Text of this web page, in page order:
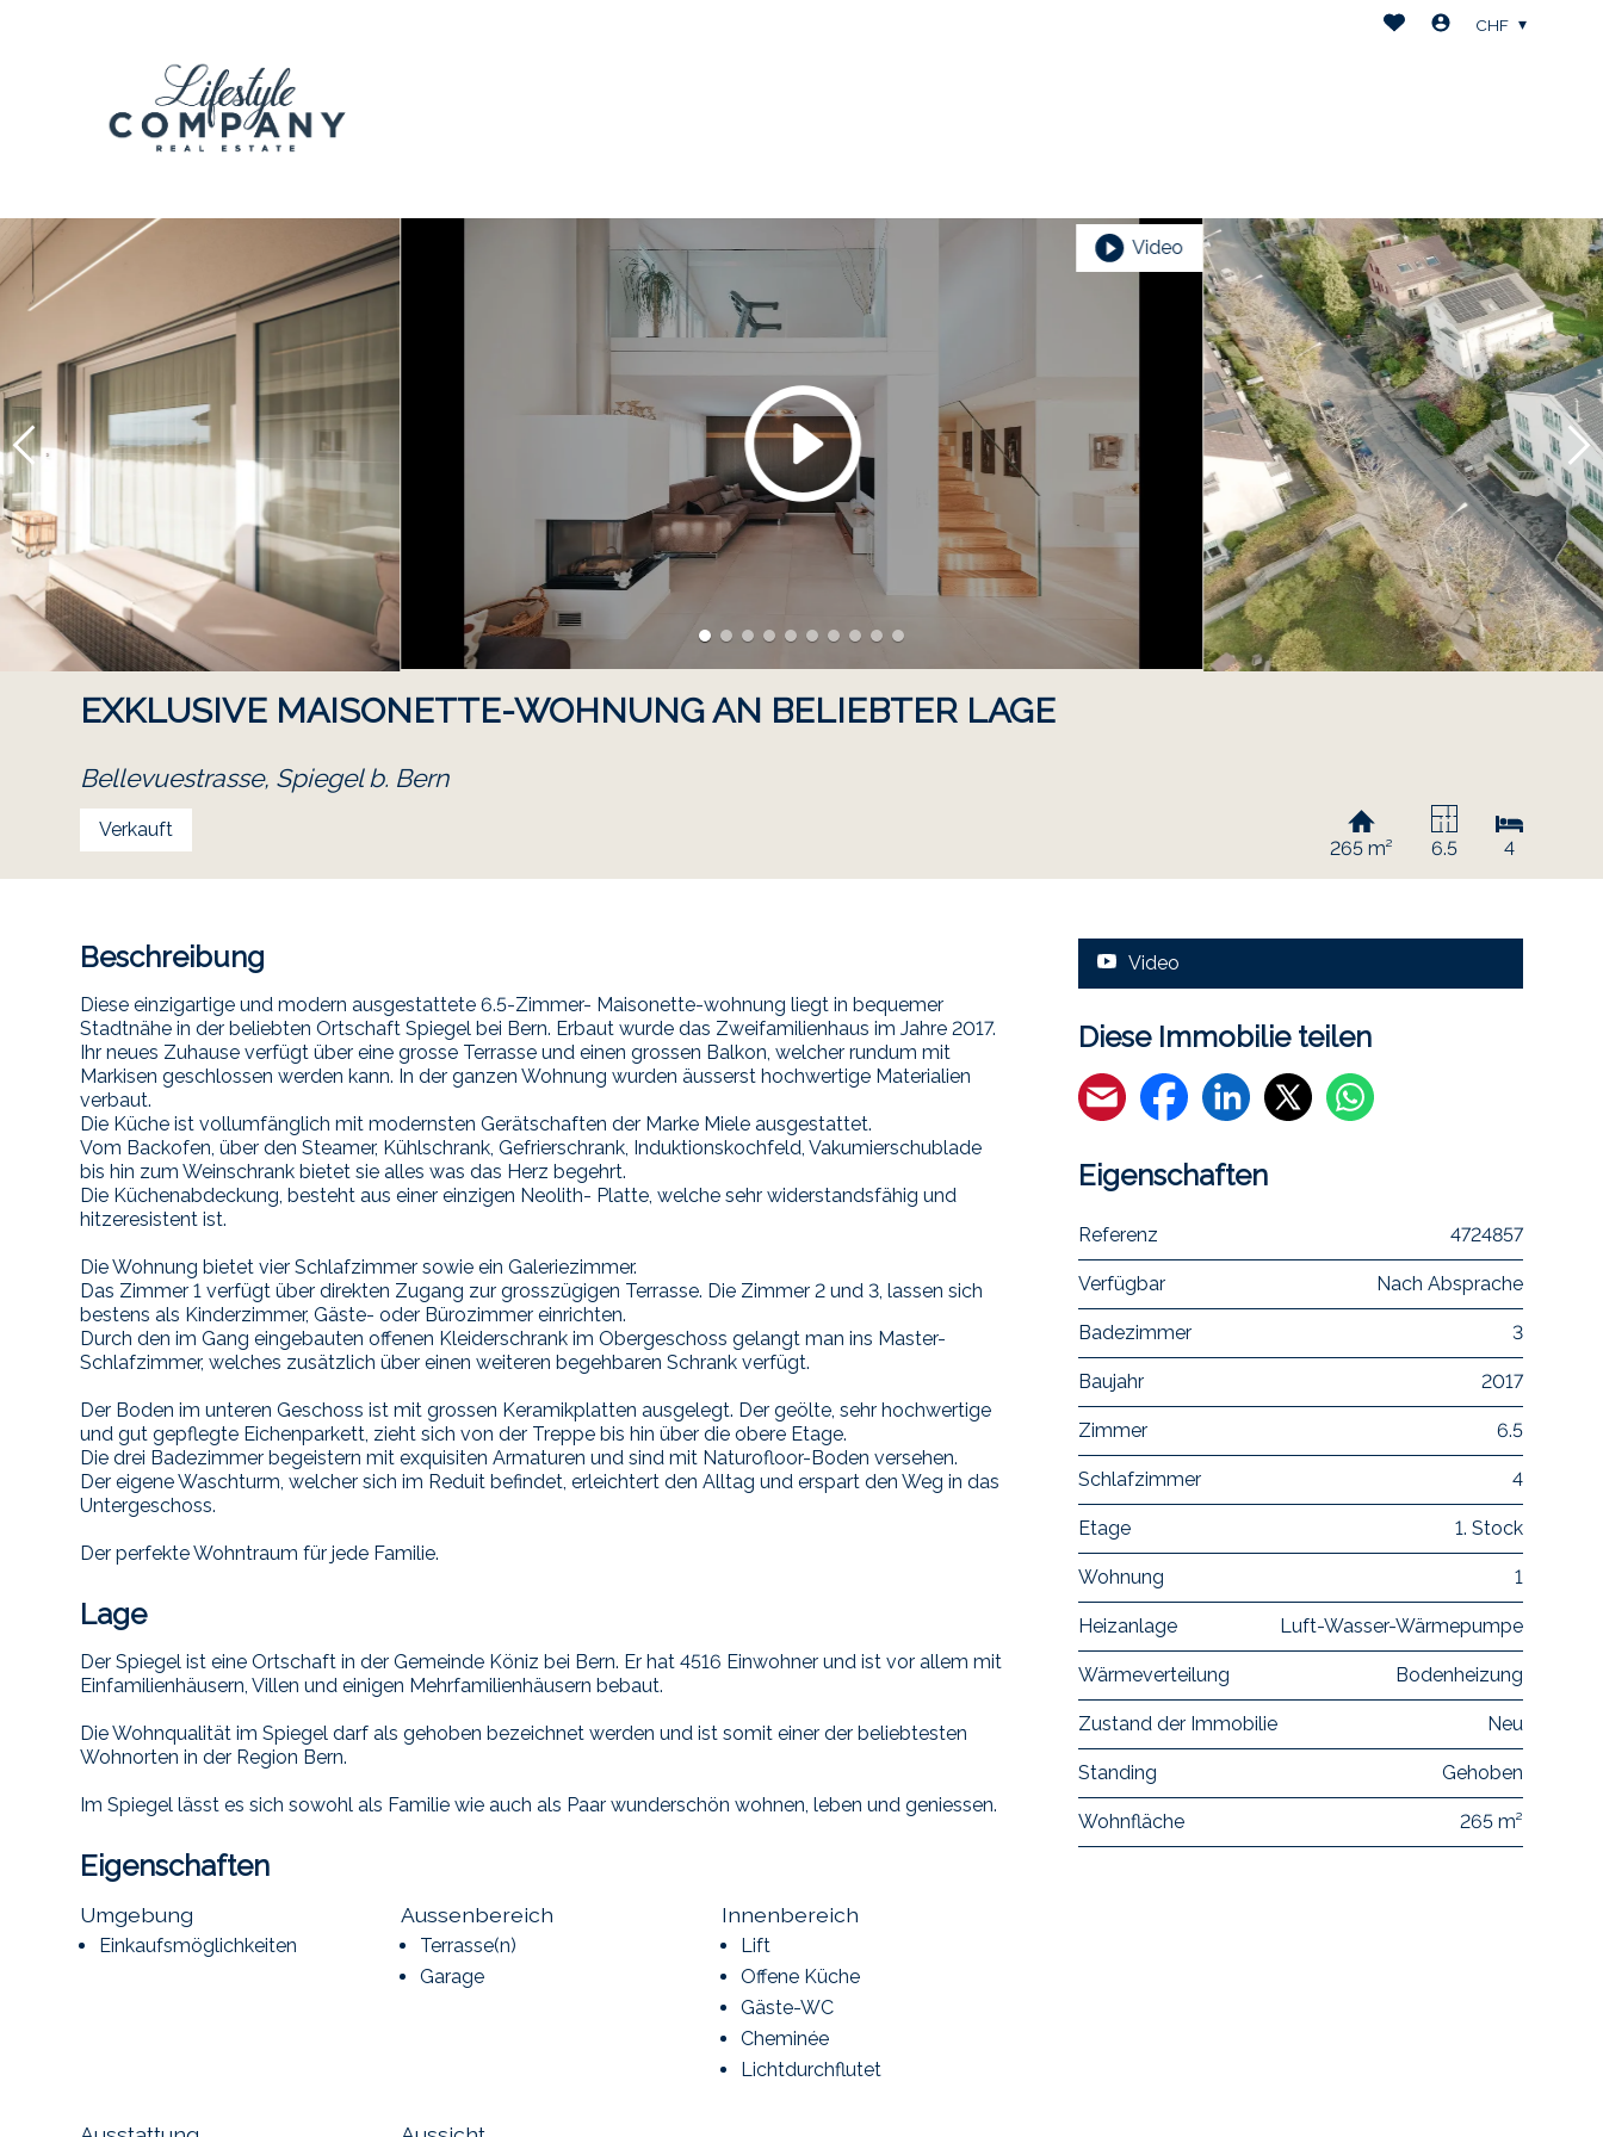
CHF
Video
EXKLUSIVE MAISONETTE-WOHNUNG AN BELIEBTER LAGE
Bellevuestrasse, Spiegel b. Bern
Verkauft
265 m²
6.5 4
Beschreibung
Diese einzigartige und modern ausgestattete 6.5-Zimmer- Maisonette-wohnung liegt in bequemer
Stadtnähe in der beliebten Ortschaft Spiegel bei Bern. Erbaut wurde das Zweifamilienhaus im Jahre 2017.
Ihr neues Zuhause verfügt über eine grosse Terrasse und einen grossen Balkon, welcher rundum mit
Markisen geschlossen werden kann. In der ganzen Wohnung wurden äusserst hochwertige Materialien
verbaut.
Die Küche ist vollumfänglich mit modernsten Gerätschaften der Marke Miele ausgestattet.
Vom Backofen, über den Steamer, Kühlschrank, Gefrierschrank, Induktionskochfeld, Vakumierschublade
bis hin zum Weinschrank bietet sie alles was das Herz begehrt.
Die Küchenabdeckung, besteht aus einer einzigen Neolith- Platte, welche sehr widerstandsfähig und
hitzeresistent ist.
Die Wohnung bietet vier Schlafzimmer sowie ein Galeriezimmer.
Das Zimmer 1 verfügt über direkten Zugang zur grosszügigen Terrasse. Die Zimmer 2 und 3, lassen sich
bestens als Kinderzimmer, Gäste- oder Bürozimmer einrichten.
Durch den im Gang eingebauten offenen Kleiderschrank im Obergeschoss gelangt man ins Master-
Schlafzimmer, welches zusätzlich über einen weiteren begehbaren Schrank verfügt.
Der Boden im unteren Geschoss ist mit grossen Keramikplatten ausgelegt. Der geölte, sehr hochwertige
und gut gepflegte Eichenparkett, zieht sich von der Treppe bis hin über die obere Etage.
Die drei Badezimmer begeistern mit exquisiten Armaturen und sind mit Naturofloor-Boden versehen.
Der eigene Waschturm, welcher sich im Reduit befindet, erleichtert den Alltag und erspart den Weg in das
Untergeschoss.
Der perfekte Wohntraum für jede Familie.
Lage
Der Spiegel ist eine Ortschaft in der Gemeinde Köniz bei Bern. Er hat 4516 Einwohner und ist vor allem mit
Einfamilienhäusern, Villen und einigen Mehrfamilienhäusern bebaut.
Die Wohnqualität im Spiegel darf als gehoben bezeichnet werden und ist somit einer der beliebtesten
Wohnorten in der Region Bern.
Im Spiegel lässt es sich sowohl als Familie wie auch als Paar wunderschön wohnen, leben und geniessen.
Eigenschaften
Umgebung
Einkaufsmöglichkeiten
Aussenbereich
Terrasse(n)
Garage
Innenbereich
Lift
Offene Küche
Gäste-WC
Cheminée
Lichtdurchflutet
Video
Diese Immobilie teilen
Eigenschaften
Referenz 4724857
Verfügbar Nach Absprache
Badezimmer 3
Baujahr 2017
Zimmer 6.5
Schlafzimmer 4
Etage 1. Stock
Wohnung 1
Heizanlage Luft-Wasser-Wärmepumpe
Wärmeverteilung Bodenheizung
Zustand der Immobilie Neu
Standing Gehoben
Wohnfläche 265 m²